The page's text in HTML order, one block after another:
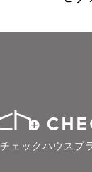
チェックハウスプ